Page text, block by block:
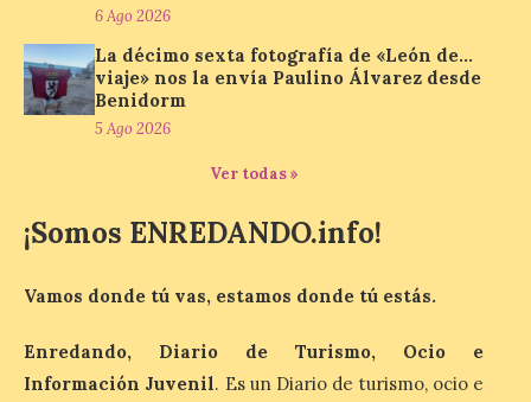
Leaders Lounge, dos espacios exclusivos
para los ciclistas. El recorrido de La
Vuelta discurrirá junto a 17 […]
total del 12 de agosto.
precio
León es la provincia más
económica (116€/noche),
pero también una de las
6 Ago 2026
La décimo sexta fotografía de «León de…
viaje» nos la envía Paulino Álvarez desde
Benidorm
5 Ago 2026
Ver todas »
¡Somos ENREDANDO.info!
Vamos donde tú vas, estamos donde tú estás.
Enredando, Diario de Turismo, Ocio e
Información Juvenil. Es un Diario de turismo, ocio e